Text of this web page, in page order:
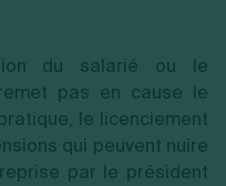
du salarié ou le
pas en cause le
le licenciement
qui peuvent nuire
par le président